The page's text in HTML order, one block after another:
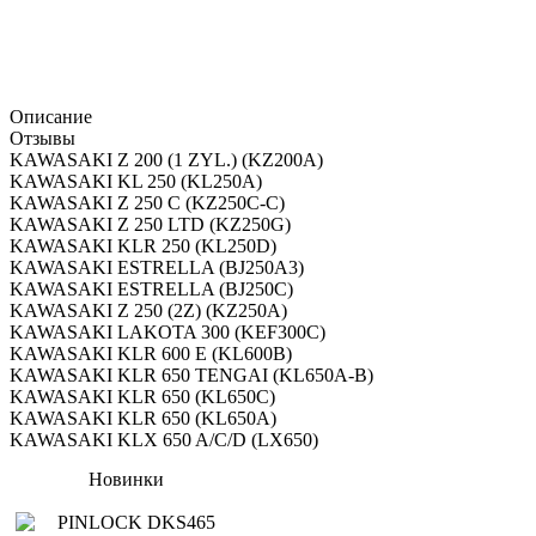
Описание
Отзывы
KAWASAKI Z 200 (1 ZYL.) (KZ200A)
KAWASAKI KL 250 (KL250A)
KAWASAKI Z 250 C (KZ250C-C)
KAWASAKI Z 250 LTD (KZ250G)
KAWASAKI KLR 250 (KL250D)
KAWASAKI ESTRELLA (BJ250A3)
KAWASAKI ESTRELLA (BJ250C)
KAWASAKI Z 250 (2Z) (KZ250A)
KAWASAKI LAKOTA 300 (KEF300C)
KAWASAKI KLR 600 E (KL600B)
KAWASAKI KLR 650 TENGAI (KL650A-B)
KAWASAKI KLR 650 (KL650C)
KAWASAKI KLR 650 (KL650A)
KAWASAKI KLX 650 A/C/D (LX650)
Новинки